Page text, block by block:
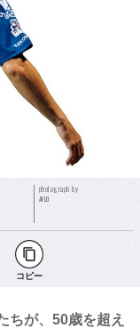
photograph by
AFLO
コピー
ちが、50歳を超え